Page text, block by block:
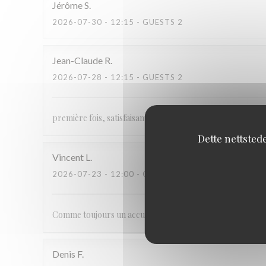
Dette
JérômeS
2026-07-30 - 12:15 - GUESTS 2
Jean-Claude R
2026-07-28 - 12:15 - GUESTS 2
première fois, satisfaisante!!
Vincent L
2026-07-23 - 12:00 - GUESTS 2
Comme toujours un accueil, des produits choisis . Très
Denis F